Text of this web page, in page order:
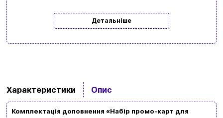
Детальніше
Характеристики Опис
Комплектація доповнення «Набір промо-карт для
Доставка та оплата
Політика конфіденційності
Контакти
Перегляньте асортимент нашого магазину і ви